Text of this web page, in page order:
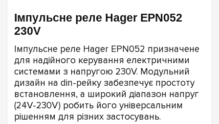
Імпульсне реле Hager EPN052
230V
Імпульсне реле Hager EPN052 призначене
для надійного керування електричними
системами з напругою 230V. Модульний
дизайн на din-рейку забезпечує простоту
встановлення, а широкий діапазон напруг
(24V-230V) робить його універсальним
рішенням для різних застосувань.